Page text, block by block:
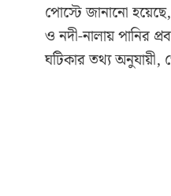
পোস্টে জানানো
ও নদী-নালায় পানির
ঘটিকার তথ্য অনুযায়ী,